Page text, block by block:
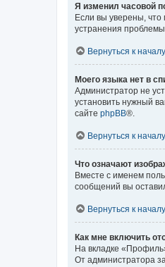
Я изменил часовой
Если вы уверены, что
устранения проблемы.
Вернуться к началу
Моего языка нет в
Администратор не
установить нужный
сайте phpBB®.
Вернуться к началу
Что означают
Вместе с именем
сообщений вы
Вернуться к началу
Как мне включить
На вкладке
От администратора